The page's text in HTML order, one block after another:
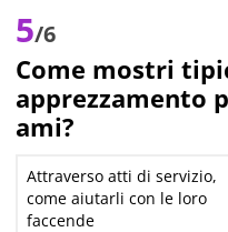
5/6
Come mostri
apprezzamento
ami?
Attraverso atti di servizio,
come aiutarli con le loro
faccende